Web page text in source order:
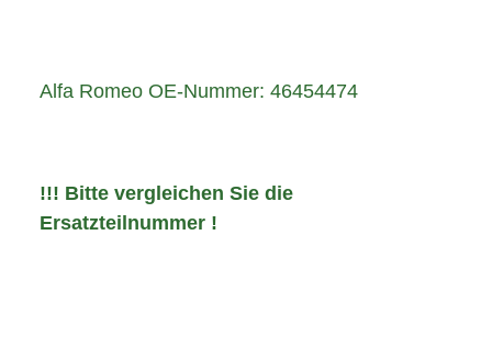
Alfa Romeo OE-Nummer: 46454474
!!! Bitte vergleichen Sie die
Ersatzteilnummer !